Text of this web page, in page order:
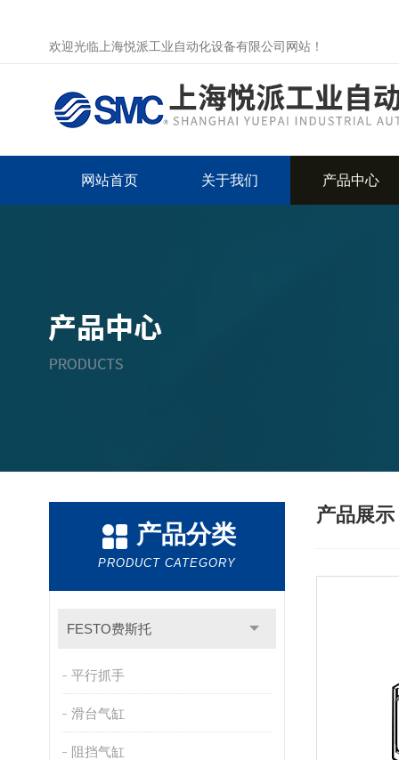
欢迎光临上海悦派工业自动化设备有限公司网站！
网站首页 关于我们 产品中心
产品分类
PRODUCT CATEGORY
FESTO费斯托
平行抓手
滑台气缸
阻挡气缸
产品展示